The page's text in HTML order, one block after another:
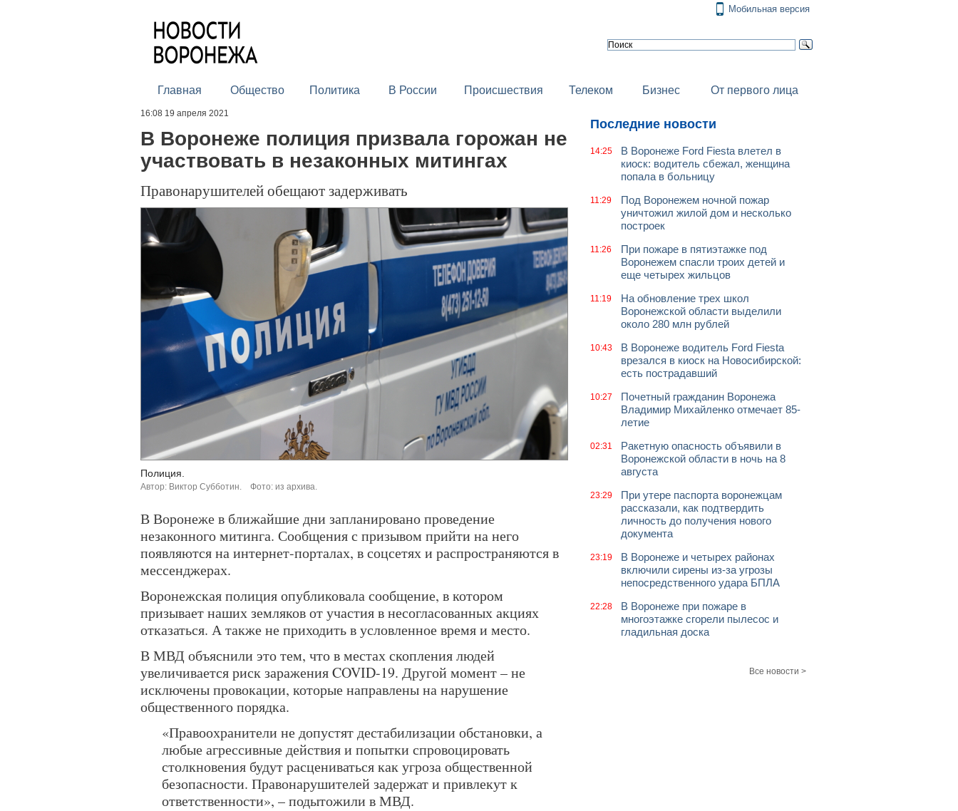
Мобильная версия
Главная Общество Политика В России Происшествия Телеком Бизнес От первого лица
16:08 19 апреля 2021
В Воронеже полиция призвала горожан не
участвовать в незаконных митингах
Правонарушителей обещают задерживать
Полиция.
Автор: Виктор Субботин. Фото: из архива.
В Воронеже в ближайшие дни запланировано проведение
незаконного митинга. Сообщения с призывом прийти на него
появляются на интернет-порталах, в соцсетях и распространяются в
мессенджерах.
Воронежская полиция опубликовала сообщение, в котором
призывает наших земляков от участия в несогласованных акциях
отказаться. А также не приходить в условленное время и место.
В МВД объяснили это тем, что в местах скопления людей
увеличивается риск заражения COVID-19. Другой момент – не
исключены провокации, которые направлены на нарушение
общественного порядка.
«Правоохранители не допустят дестабилизации обстановки, а
любые агрессивные действия и попытки спровоцировать
столкновения будут расцениваться как угроза общественной
безопасности. Правонарушителей задержат и привлекут к
ответственности», – подытожили в МВД.
Последние новости
14:25
В Воронеже Ford Fiesta влетел в
киоск: водитель сбежал, женщина
попала в больницу
11:29
Под Воронежем ночной пожар
уничтожил жилой дом и несколько
построек
11:26
При пожаре в пятиэтажке под
Воронежем спасли троих детей и
еще четырех жильцов
11:19
На обновление трех школ
Воронежской области выделили
около 280 млн рублей
10:43
В Воронеже водитель Ford Fiesta
врезался в киоск на Новосибирской:
есть пострадавший
10:27
Почетный гражданин Воронежа
Владимир Михайленко отмечает 85-
летие
02:31
Ракетную опасность объявили в
Воронежской области в ночь на 8
августа
23:29
При утере паспорта воронежцам
рассказали, как подтвердить
личность до получения нового
документа
23:19
В Воронеже и четырех районах
включили сирены из-за угрозы
непосредственного удара БПЛА
22:28
В Воронеже при пожаре в
многоэтажке сгорели пылесос и
гладильная доска
Все новости >